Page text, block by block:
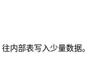
内部表写入少量数据。